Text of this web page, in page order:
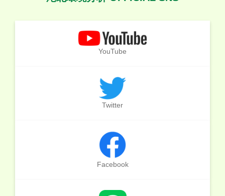
YouTube
Twitter
Facebook